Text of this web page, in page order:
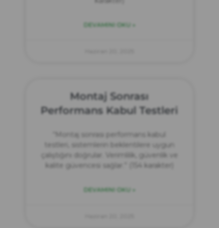
DEVAMINI OKU »
Montaj Sonrası
Performans Kabul Testleri
“Montaj sonrası performans kabul
testleri, sistemlerin beklentilere uygun
çalıştığını doğrular. Verimlilik, güvenlik ve
kalite güvencesi sağlar.” (154 karakter)
DEVAMINI OKU »